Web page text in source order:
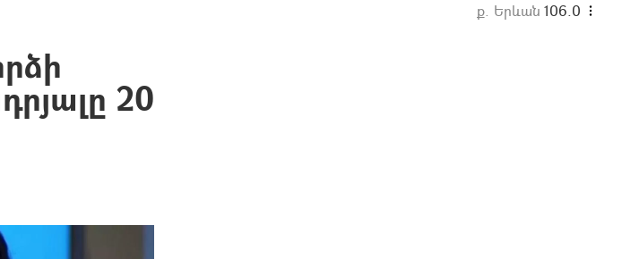
ք. Երևան 106.0
20